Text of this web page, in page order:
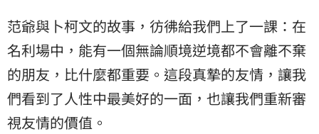
范爺與卜柯文的故事，彷彿給我們上了一課：在
名利場中，能有一個無論順境逆境都不會離不棄
的朋友，比什麼都重要。這段真摯的友情，讓我
們看到了人性中最美好的一面，也讓我們重新審
視友情的價值。